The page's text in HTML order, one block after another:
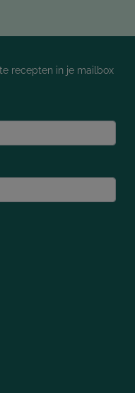
recepten in je mailbox